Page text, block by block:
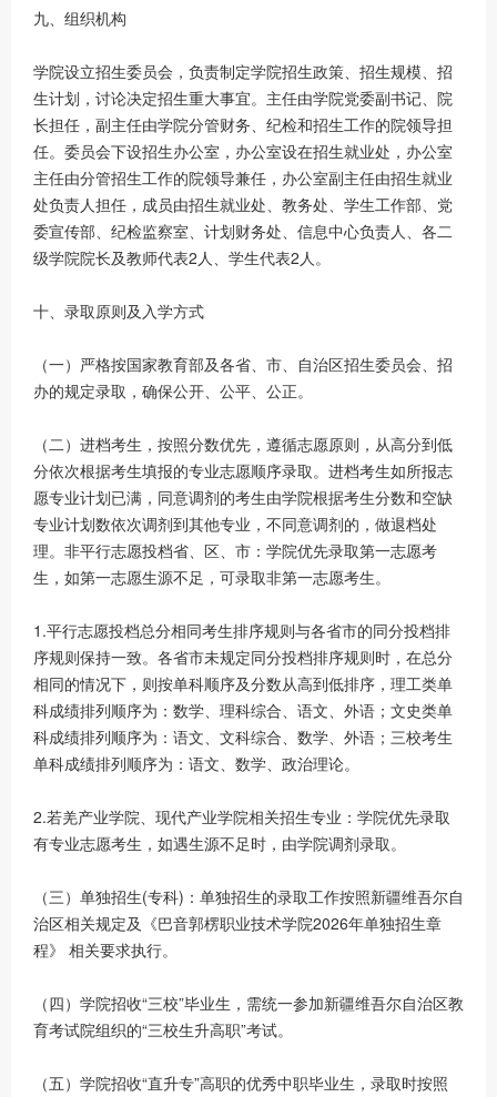
九、组织机构
学院设立招生委员会，负责制定学院招生政策、招生规模、招
生计划，讨论决定招生重大事宜。主任由学院党委副书记、院
长担任，副主任由学院分管财务、纪检和招生工作的院领导担
任。委员会下设招生办公室，办公室设在招生就业处，办公室
主任由分管招生工作的院领导兼任，办公室副主任由招生就业
处负责人担任，成员由招生就业处、教务处、学生工作部、党
委宣传部、纪检监察室、计划财务处、信息中心负责人、各二
级学院院长及教师代表2人、学生代表2人。
十、录取原则及入学方式
（一）严格按国家教育部及各省、市、自治区招生委员会、招
办的规定录取，确保公开、公平、公正。
（二）进档考生，按照分数优先，遵循志愿原则，从高分到低
分依次根据考生填报的专业志愿顺序录取。进档考生如所报志
愿专业计划已满，同意调剂的考生由学院根据考生分数和空缺
专业计划数依次调剂到其他专业，不同意调剂的，做退档处
理。非平行志愿投档省、区、市：学院优先录取第一志愿考
生，如第一志愿生源不足，可录取非第一志愿考生。
1.平行志愿投档总分相同考生排序规则与各省市的同分投档排
序规则保持一致。各省市未规定同分投档排序规则时，在总分
相同的情况下，则按单科顺序及分数从高到低排序，理工类单
科成绩排列顺序为：数学、理科综合、语文、外语；文史类单
科成绩排列顺序为：语文、文科综合、数学、外语；三校考生
单科成绩排列顺序为：语文、数学、政治理论。
2.若羌产业学院、现代产业学院相关招生专业：学院优先录取
有专业志愿考生，如遇生源不足时，由学院调剂录取。
（三）单独招生(专科)：单独招生的录取工作按照新疆维吾尔自
治区相关规定及《巴音郭楞职业技术学院2026年单独招生章
程》 相关要求执行。
（四）学院招收“三校”毕业生，需统一参加新疆维吾尔自治区教
育考试院组织的“三校生升高职”考试。
（五）学院招收“直升专”高职的优秀中职毕业生，录取时按照